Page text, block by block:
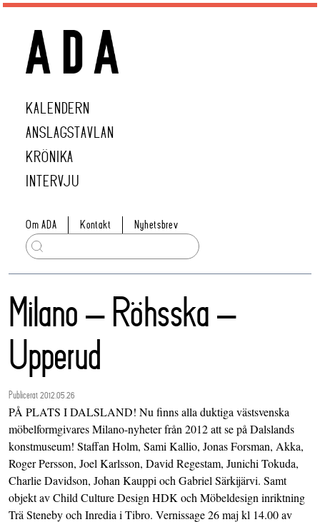
KALENDERN
ANSLAGSTAVLAN
KRÖNIKA
INTERVJU
Om ADA Kontakt Nyhetsbrev
Milano – Röhsska –
Upperud
Publicerat 2012.05.26
PÅ PLATS I DALSLAND! Nu finns alla duktiga västsvenska
möbelformgivares Milano-nyheter från 2012 att se på Dalslands
konstmuseum! Staffan Holm, Sami Kallio, Jonas Forsman, Akka,
Roger Persson, Joel Karlsson, David Regestam, Junichi Tokuda,
Charlie Davidson, Johan Kauppi och Gabriel Särkijärvi. Samt
objekt av Child Culture Design HDK och Möbeldesign inriktning
Trä Steneby och Inredia i Tibro. Vernissage 26 maj kl 14.00 av